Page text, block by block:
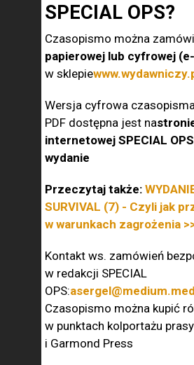
SPECIAL OPS?
Czasopismo można
papierowej lub cyfrowej
w sklepie
Wersja cyfrowa
PDF dostępna jest na
internetowej SPECIAL
wydanie
Przeczytaj także:
SURVIVAL (7) - Czyli jak
w warunkach zagrożenia
Kontakt ws. zamówień
w redakcji SPECIAL
OPS:
Czasopismo można kupić
w punktach kolportażu
i Garmond Press